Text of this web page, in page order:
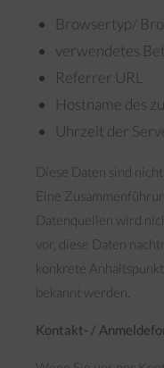
Browsertyp/
verwendetes
Referrer URL
Hostname des
Uhrzeit der
Diese Daten sind
Eine
Datenquellen wird
vor, diese Daten
konkrete
bekannt werden.
Kontakt- /